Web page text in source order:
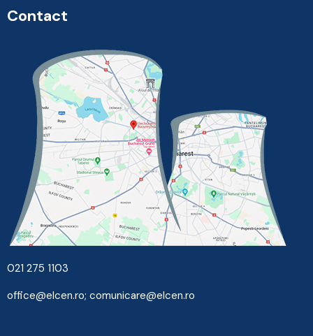
Contact
021 275 1103
office@elcen.ro; comunicare@elcen.ro